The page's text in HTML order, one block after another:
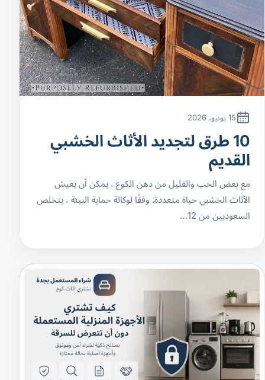
15 يونيو، 2026
10 طرق لتجديد الأثاث الخشبي
القديم
مع بعض الحب والقليل من دهن الكوع ، يمكن أن يعيش
الأثاث الخشبي حياة متعددة. وفقًا لوكالة حماية البيئة ، يتخلص
السعوديين من 12…